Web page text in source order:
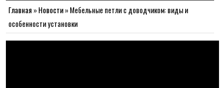
Главная »Новости»Мебельные петли с доводчиком: виды и
особенности установки